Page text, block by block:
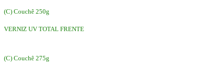
(C) Couchê 250g
VERNIZ UV TOTAL FRENTE
(C) Couchê 275g